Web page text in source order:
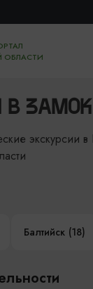
ОБЛАСТИ
В
экскурсии
Балтийск (18)